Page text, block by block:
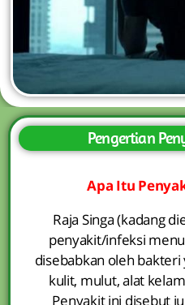
Pengertian
Apa Itu
Raja Singa (kadang
penyakit/infeksi
disebabkan oleh
kulit, mulut, alat
Penyakit ini disebut